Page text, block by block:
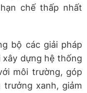
chế thấp nhất
bộ các giải pháp
dựng hệ thống
môi trường, góp
xanh, giảm